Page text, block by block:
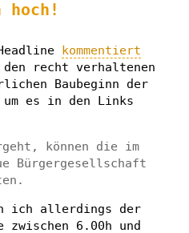
hoch!
kommentiert
den recht verhaltenen
Baubeginn der
es in den Links
können die im
Bürgergesellschaft
ich allerdings der
zwischen 6.00h und